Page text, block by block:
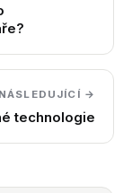
NÁSLEDUJÍCÍ →
technologie